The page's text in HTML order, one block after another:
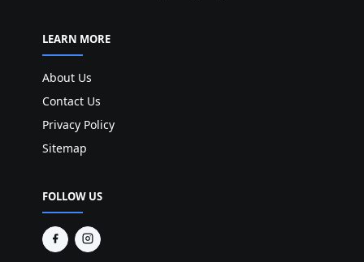
LEARN MORE
About Us
Contact Us
Privacy Policy
Sitemap
FOLLOW US